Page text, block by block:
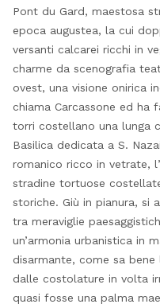
Pont du Gard, maestosa
epoca augustea, la cui
versanti calcarei ricchi in
charme da scenografia
ovest, una visione onirica
chiama Carcassone ed ha
torri costellano una lunga
Basilica dedicata a S.
romanico ricco in vetrate,
stradine tortuose
storiche. Giù in pianura, si
tra meraviglie
un’armonia urbanistica in
disarmante, come sa bene
dalle costolature in volta
quasi fosse una palma